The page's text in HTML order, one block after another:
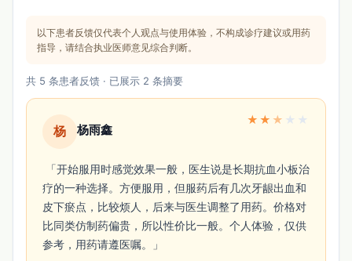
以下患者反馈仅代表个人观点与使用体验，不构成诊疗建议或用药
指导，请结合执业医师意见综合判断。
共 5 条患者反馈 · 已展示 2 条摘要
杨 杨雨鑫
★ ★ ★ ★ ★
疗的一种选择。方便服用，但服药后有几次牙龈出血和
皮下瘀点，比较烦人，后来与医生调整了用药。价格对
比同类仿制药偏贵，所以性价比一般。个人体验，仅供
参考，用药请遵医嘱。」